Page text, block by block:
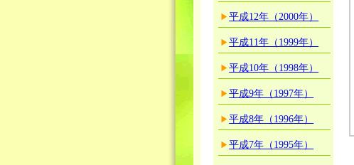
平成12年（2000年）
平成11年（1999年）
平成10年（1998年）
平成9年（1997年）
平成8年（1996年）
平成7年（1995年）